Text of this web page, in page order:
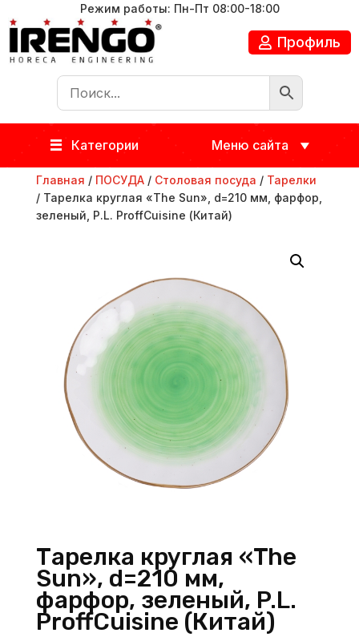
Режим работы: Пн-Пт 08:00-18:00
Профиль
Категории Меню сайта
Главная / ПОСУДА/ Столовая посуда / Тарелки
/ Тарелка круглая «The Sun», d=210 мм, фарфор,
зеленый, P.L. ProffСuisine (Китай)
Тарелка круглая «The
Sun», d=210 мм,
фарфор, зеленый, P.L.
ProffСuisine (Китай)